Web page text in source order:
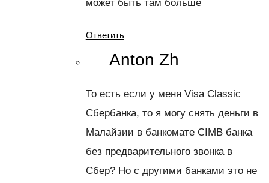
может быть там больше
Ответить
Anton Zh
То есть если у меня Visa Classic
Сбербанка, то я могу снять деньги в
Малайзии в банкомате CIMB банка
без предварительного звонка в
Сбер? Но с другими банками это не